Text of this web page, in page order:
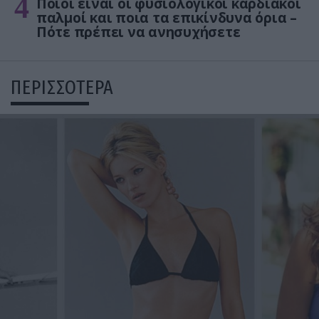
4 Ποιοι είναι οι φυσιολογικοί καρδιακοί
παλμοί και ποια τα επικίνδυνα όρια –
Πότε πρέπει να ανησυχήσετε
ΠΕΡΙΣΣΟΤΕΡΑ